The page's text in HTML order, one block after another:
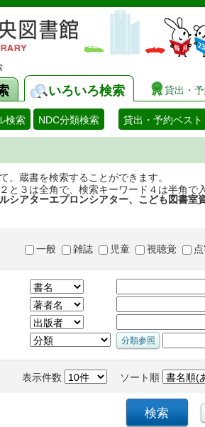
いろいろ検索 貸出・
検索 NDC分類検索 貸出・予約ベスト
、蔵書を検索することができます。
と３は全角で、検索キーワード４は半角で
シアターエプロンシアター、こども図書室
一般 雑誌 児童 視聴覚
表示件数 ソート順